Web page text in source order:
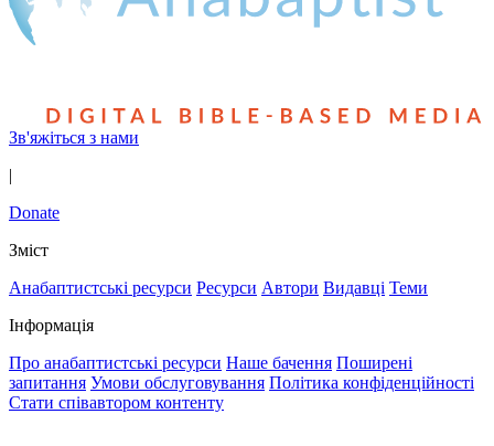
Зв'яжіться з нами
|
Donate
Зміст
Анабаптистські ресурси Ресурси Автори Видавці Теми
Інформація
Про анабаптистські ресурси Наше бачення Поширені
запитання Умови обслуговування Політика конфіденційності
Стати співавтором контенту